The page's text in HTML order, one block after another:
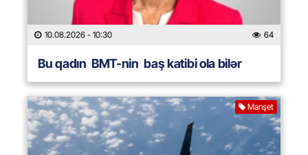
10.08.2026 - 10:30 64
Bu qadın BMT-nin baş katibi ola bilər
Manşet